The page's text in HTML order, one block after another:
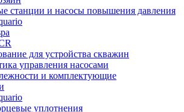
станции и насосы повышения давления
для устройства скважин
управления насосами
и комплектующие
уплотнения